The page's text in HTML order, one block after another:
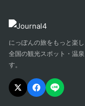
にっぽんの旅をもっと楽し
全国の観光スポット・温
す。